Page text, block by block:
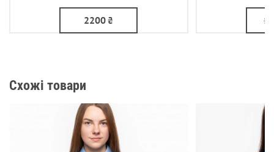
2200₴
Схожі товари